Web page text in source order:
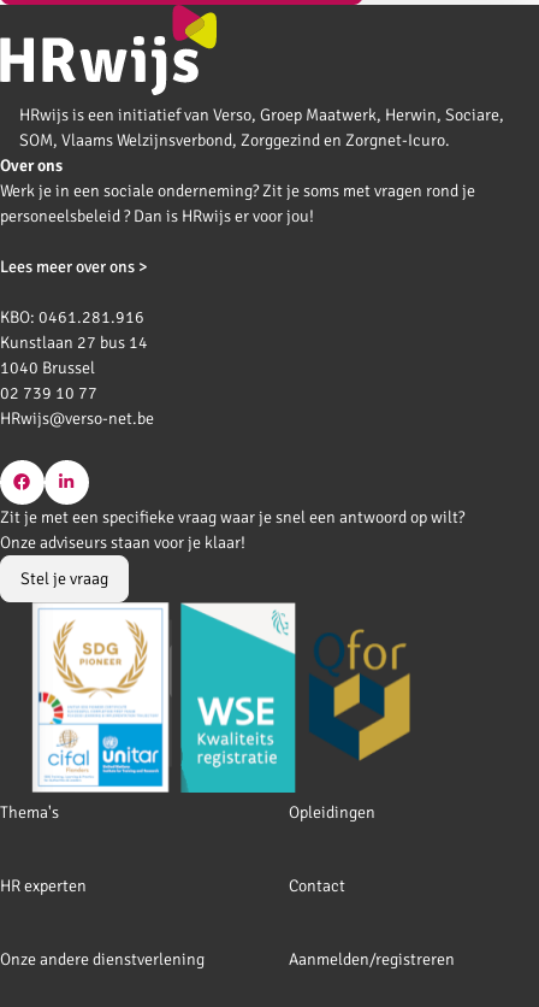
HRwijs is een initiatief van Verso, Groep Maatwerk, Herwin, Sociare,
SOM, Vlaams Welzijnsverbond, Zorggezind en Zorgnet-Icuro.
Over ons
Werk je in een sociale onderneming? Zit je soms met vragen rond je
personeelsbeleid ? Dan is HRwijs er voor jou!
Lees meer over ons >
KBO: 0461.281.916
Kunstlaan 27 bus 14
1040 Brussel
02 739 10 77
HRwijs@verso-net.be
Go
to
Facebook
Go
to
LinkedIn
Footer
Thema's Opleidingen
HR experten Contact
Onze andere dienstverlening Aanmelden/registreren
Zit je met een specifieke vraag waar je snel een antwoord op wilt?
Onze adviseurs staan voor je klaar!
Stel je vraag